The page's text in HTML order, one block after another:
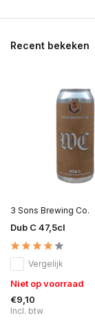
Recent bekeken
3 Sons Brewing Co.
Dub C 47,5cl
Vergelijk
Niet op voorraad
€9,10
Incl. btw